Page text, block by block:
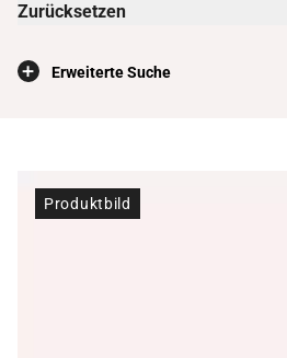
Zurücksetzen
× Erweiterte Suche
Produktbild